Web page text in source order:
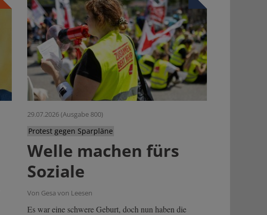
29.07.2026 (Ausgabe 800)
Protest gegen Sparpläne
Welle machen fürs
Soziale
Von Gesa von Leesen
Es war eine schwere Geburt, doch nun haben die